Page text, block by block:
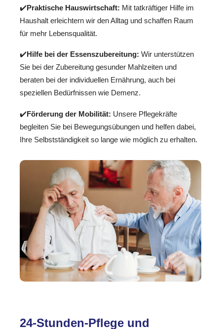
✔️Praktische Hauswirtschaft: Mit tatkräftiger Hilfe im
Haushalt erleichtern wir den Alltag und schaffen Raum
für mehr Lebensqualität.
✔️Hilfe bei der Essenszubereitung: Wir unterstützen
Sie bei der Zubereitung gesunder Mahlzeiten und
beraten bei der individuellen Ernährung, auch bei
speziellen Bedürfnissen wie Demenz.
✔️Förderung der Mobilität: Unsere Pflegekräfte
begleiten Sie bei Bewegungsübungen und helfen dabei,
Ihre Selbstständigkeit so lange wie möglich zu erhalten.
24-Stunden-Pflege und